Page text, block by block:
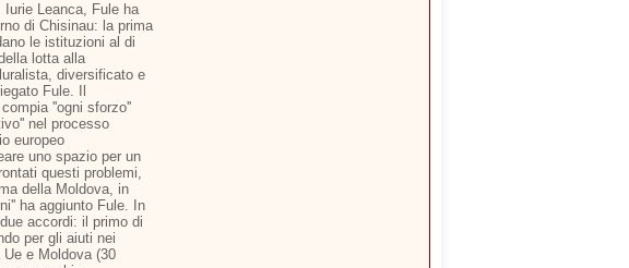
Leanca, Fule ha
di Chisinau: la prima
le istituzioni al di
lotta alla
diversificato e
Fule. Il
''ogni sforzo''
nel processo
europeo
uno spazio per un
questi problemi,
della Moldova, in
ha aggiunto Fule. In
accordi: il primo di
per gli aiuti nei
e Moldova (30